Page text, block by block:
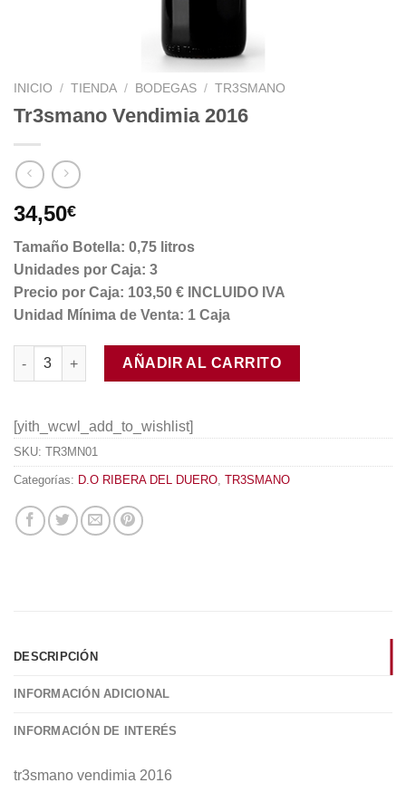
INICIO / TIENDA / BODEGAS / TR3SMANO
Tr3smano Vendimia 2016
34,50€
Tamaño Botella: 0,75 litros
Unidades por Caja: 3
Precio por Caja: 103,50 € INCLUIDO IVA
Unidad Mínima de Venta: 1 Caja
Tr3smano Vendimia 2016 cantidad
AÑADIR AL CARRITO
[yith_wcwl_add_to_wishlist]
SKU: TR3MN01
Categorías: D.O RIBERA DEL DUERO, TR3SMANO
DESCRIPCIÓN
INFORMACIÓN ADICIONAL
INFORMACIÓN DE INTERÉS
tr3smano vendimia 2016